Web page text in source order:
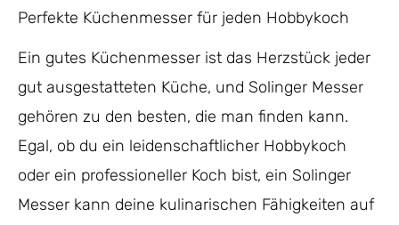
Perfekte Küchenmesser für jeden Hobbykoch
Ein gutes Küchenmesser ist das Herzstück jeder
gut ausgestatteten Küche, und Solinger Messer
gehören zu den besten, die man finden kann.
Egal, ob du ein leidenschaftlicher Hobbykoch
oder ein professioneller Koch bist, ein Solinger
Messer kann deine kulinarischen Fähigkeiten auf